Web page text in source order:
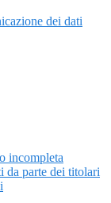
dei dati
incompleta
da parte dei titolari